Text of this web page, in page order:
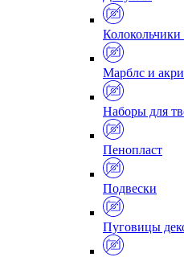
Марблс и
Наборы для
Пенопласт
Подвески
Пуговицы